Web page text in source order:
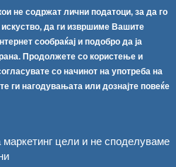
не содржат лични податоци, за да го
да ги извршиме Вашите
сообраќај и подобро да ја
Продолжете со користење и
со начинот на употреба на
ги нагодувањата или дознајте повеќе
цели и не споделуваме